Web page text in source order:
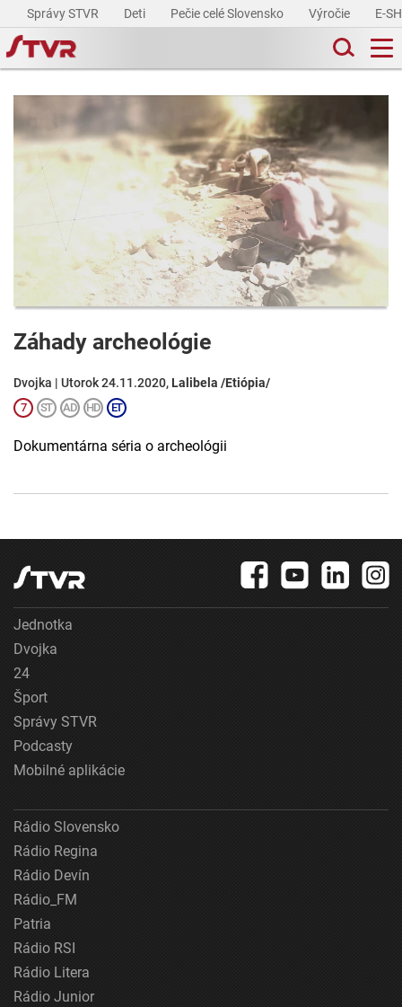
Správy STVR Deti Pečie celé Slovensko Výročie E-
Záhady archeológie
Dvojka | Utorok 24.11.2020, Lalibela /Etiópia/
Dokumentárna séria o archeológii
Jednotka
Dvojka
24
Šport
Správy STVR
Podcasty
Mobilné aplikácie
Rádio Slovensko
Rádio Regina
Rádio Devín
Rádio_FM
Patria
Rádio RSI
Rádio Litera
Rádio Junior